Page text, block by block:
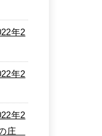
年2
年2
年2
庄